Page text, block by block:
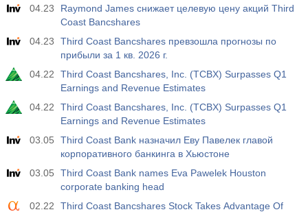
04.23
Raymond James снижает целевую цену акций Third
Coast Bancshares
04.23
Third Coast Bancshares превзошла прогнозы по
прибыли за 1 кв. 2026 г.
04.22
Third Coast Bancshares, Inc. (TCBX) Surpasses Q1
Earnings and Revenue Estimates
04.22
Third Coast Bancshares, Inc. (TCBX) Surpasses Q1
Earnings and Revenue Estimates
03.05
Third Coast Bank назначил Еву Павелек главой
корпоративного банкинга в Хьюстоне
03.05
Third Coast Bank names Eva Pawelek Houston
corporate banking head
02.22
Third Coast Bancshares Stock Takes Advantage Of